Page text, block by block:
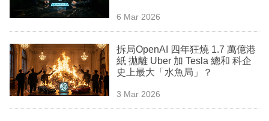
理
商
業
科
技
6 Mar 2026
拆局OpenAI 四年狂燒 1.7 萬億港
紙 拋離 Uber 加 Tesla 總和 科企
史上最大「水魚局」？
3 Mar 2026